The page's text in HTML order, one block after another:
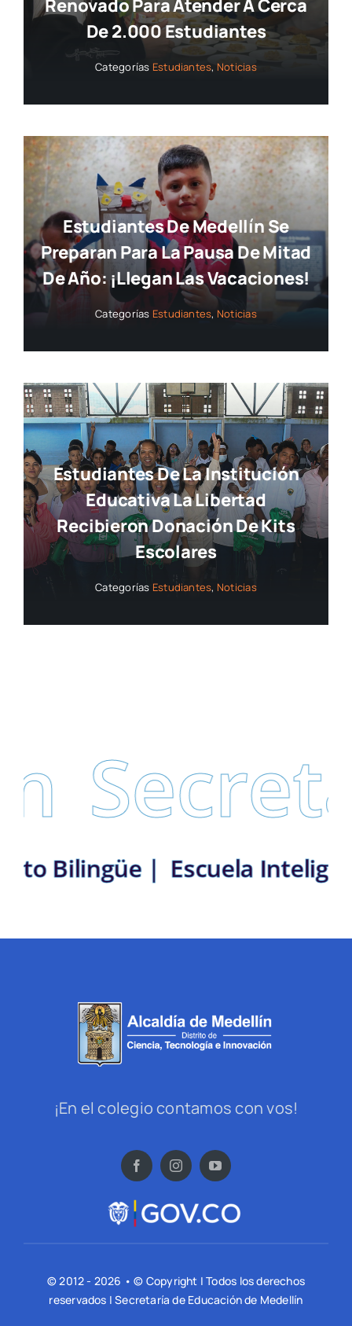
Renovado Para Atender A Cerca
De 2.000 Estudiantes
Categorías Estudiantes, Noticias
Estudiantes De Medellín Se
Preparan Para La Pausa De Mitad
De Año: ¡llegan Las Vacaciones!
Categorías Estudiantes, Noticias
Estudiantes De La Institución
Educativa La Libertad
Recibieron Donación De Kits
Escolares
Categorías Estudiantes, Noticias
Escuela
Distrito Bilingüe |
¡En el colegio contamos con vos!
© 2012 - 2026 • © Copyright | Todos los derechos
reservados | Secretaría de Educación de Medellín